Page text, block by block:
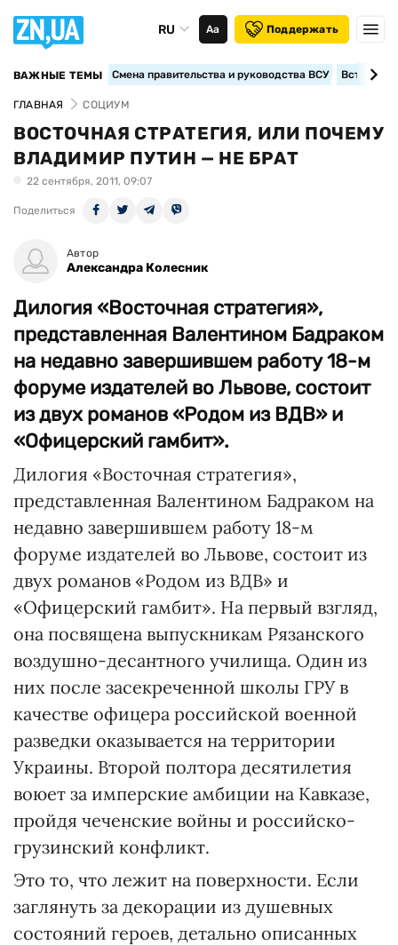
RU Аа Поддержать
ВАЖНЫЕ ТЕМЫ Смена правительства и руководства ВСУ
ГЛАВНАЯ СОЦИУМ
ВОСТОЧНАЯ СТРАТЕГИЯ, ИЛИ ПОЧЕМУ
ВЛАДИМИР ПУТИН — НЕ БРАТ
22 сентября, 2011, 09:07
Поделиться
Автор
Александра Колесник
Дилогия «Восточная стратегия»,
представленная Валентином Бадраком
на недавно завершившем работу 18-м
форуме издателей во Львове, состоит
из двух романов «Родом из ВДВ» и
«Офицерский гамбит».
Дилогия «Восточная стратегия»,
представленная Валентином Бадраком на
недавно завершившем работу 18-м
форуме издателей во Львове, состоит из
двух романов «Родом из ВДВ» и
«Офицерский гамбит». На первый взгляд,
она посвящена выпускникам Рязанского
воздушно-десантного училища. Один из
них после засекреченной школы ГРУ в
качестве офицера российской военной
разведки оказывается на территории
Украины. Второй полтора десятилетия
воюет за имперские амбиции на Кавказе,
пройдя чеченские войны и российско-
грузинский конфликт.
Это то, что лежит на поверхности. Если
заглянуть за декорации из душевных
состояний героев, детально описанных